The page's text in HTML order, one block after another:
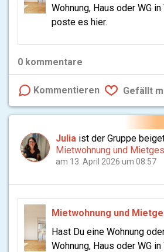
Wohnung, Haus oder WG in
poste es hier.
0 kommentare
Kommentieren Gefällt
Julia ist der Gruppe
Mietwohnung und
am 13. April 2026 um 08:57
Mietwohnung und
Hast Du eine Wohnung
Wohnung, Haus oder WG in